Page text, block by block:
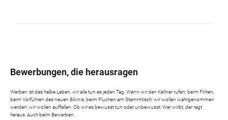
Bewerbungen, die herausragen
Werben ist das halbe Leben, wir alle tun es jeden Tag. Wenn wir den Kellner rufen, beim Flirten,
beim Vorführen des neuen Bikinis, beim Fluchen am Stammtisch: wir wollen wahrgenommen
werden, wir wollen auffallen. Ob wir es bewusst tun oder unbewusst: Wer wirbt, der ragt
heraus. Auch beim Bewerben.